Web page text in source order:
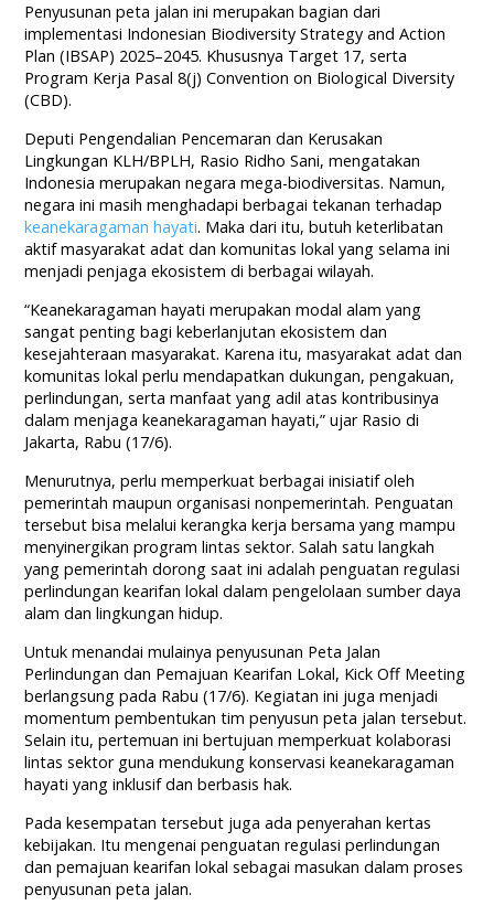
Penyusunan peta jalan ini merupakan bagian dari
implementasi Indonesian Biodiversity Strategy and Action
Plan (IBSAP) 2025–2045. Khususnya Target 17, serta
Program Kerja Pasal 8(j) Convention on Biological Diversity
(CBD).
Deputi Pengendalian Pencemaran dan Kerusakan
Lingkungan KLH/BPLH, Rasio Ridho Sani, mengatakan
Indonesia merupakan negara mega-biodiversitas. Namun,
negara ini masih menghadapi berbagai tekanan terhadap
keanekaragaman hayati. Maka dari itu, butuh keterlibatan
aktif masyarakat adat dan komunitas lokal yang selama ini
menjadi penjaga ekosistem di berbagai wilayah.
“Keanekaragaman hayati merupakan modal alam yang
sangat penting bagi keberlanjutan ekosistem dan
kesejahteraan masyarakat. Karena itu, masyarakat adat dan
komunitas lokal perlu mendapatkan dukungan, pengakuan,
perlindungan, serta manfaat yang adil atas kontribusinya
dalam menjaga keanekaragaman hayati,” ujar Rasio di
Jakarta, Rabu (17/6).
Menurutnya, perlu memperkuat berbagai inisiatif oleh
pemerintah maupun organisasi nonpemerintah. Penguatan
tersebut bisa melalui kerangka kerja bersama yang mampu
menyinergikan program lintas sektor. Salah satu langkah
yang pemerintah dorong saat ini adalah penguatan regulasi
perlindungan kearifan lokal dalam pengelolaan sumber daya
alam dan lingkungan hidup.
Untuk menandai mulainya penyusunan Peta Jalan
Perlindungan dan Pemajuan Kearifan Lokal, Kick Off Meeting
berlangsung pada Rabu (17/6). Kegiatan ini juga menjadi
momentum pembentukan tim penyusun peta jalan tersebut.
Selain itu, pertemuan ini bertujuan memperkuat kolaborasi
lintas sektor guna mendukung konservasi keanekaragaman
hayati yang inklusif dan berbasis hak.
Pada kesempatan tersebut juga ada penyerahan kertas
kebijakan. Itu mengenai penguatan regulasi perlindungan
dan pemajuan kearifan lokal sebagai masukan dalam proses
penyusunan peta jalan.